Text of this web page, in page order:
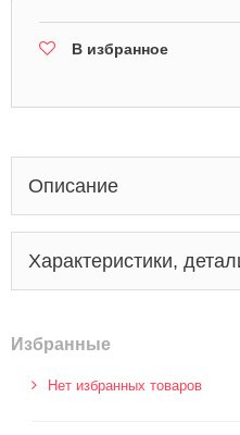
В избранное
Описание
Характеристики,
Избранные
Нет избранных товаров